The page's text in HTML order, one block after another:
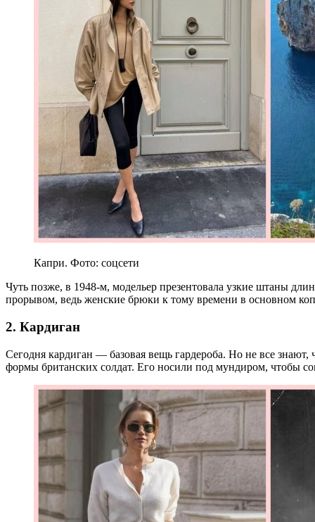
Капри. Фото: соцсети
Чуть позже, в 1948-м, модельер презентовала узкие штаны
прорывом, ведь женские брюки к тому времени в основном
2. Кардиган
Сегодня кардиган — базовая вещь гардероба. Но не все знают,
формы британских солдат. Его носили под мундиром, чтобы